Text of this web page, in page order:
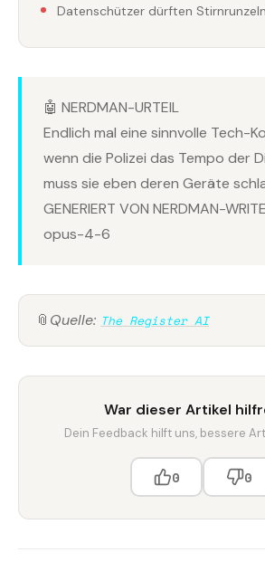
Datenschützer dürften
🤖 NERDMAN-URTEIL
Endlich mal eine sinnvolle Tech-
wenn die Polizei das Tempo der
muss sie eben deren Geräte
GENERIERT VON NERDMAN-
opus-4-6
📎 Quelle: The Register AI
War dieser Artikel
Dein Feedback hilft uns, bessere
0 0